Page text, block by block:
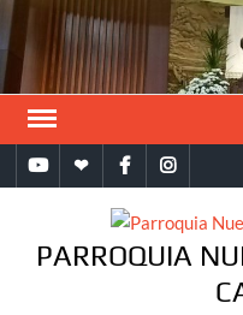
Saltar
al
contenido
YouTubeBandomovil
Facebook
PARROQUIA